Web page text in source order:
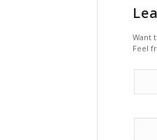
Want
Feel